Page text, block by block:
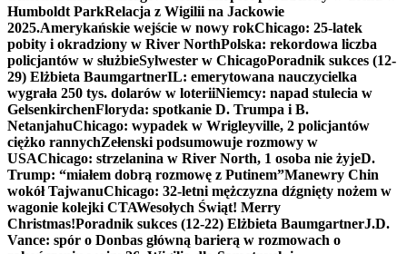
Humboldt ParkRelacja z Wigilii na Jackowie
2025.Amerykańskie wejście w nowy rokChicago: 25-latek
pobity i okradziony w River NorthPolska: rekordowa liczba
policjantów w służbieSylwester w ChicagoPoradnik sukces (12-
29) Elżbieta BaumgartnerIL: emerytowana nauczycielka
wygrała 250 tys. dolarów w loteriiNiemcy: napad stulecia w
GelsenkirchenFloryda: spotkanie D. Trumpa i B.
NetanjahuChicago: wypadek w Wrigleyville, 2 policjantów
ciężko rannychZełenski podsumowuje rozmowy w
USAChicago: strzelanina w River North, 1 osoba nie żyjeD.
Trump: “miałem dobrą rozmowę z Putinem”Manewry Chin
wokół TajwanuChicago: 32-letni mężczyzna dźgnięty nożem w
wagonie kolejki CTAWesołych Świąt! Merry
Christmas!Poradnik sukces (12-22) Elżbieta BaumgartnerJ.D.
Vance: spór o Donbas główną barierą w rozmowach o